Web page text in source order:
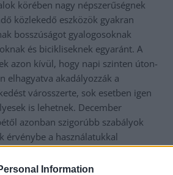
Information
körében nagy népszerűségnek
közlekedő eszközök gyakran
bosszúságot gyalogosoknak
és bicikliseknek egyaránt. A
azon kívül, hogy napi szinten úton-
elhagyatva akadályozzák a
városszerte, sok esetben igen
is lehetnek. December
azonban szigorúbb szabályok
érvénybe a használatukkal
roller fronton.